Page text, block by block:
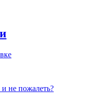
не пожалеть?